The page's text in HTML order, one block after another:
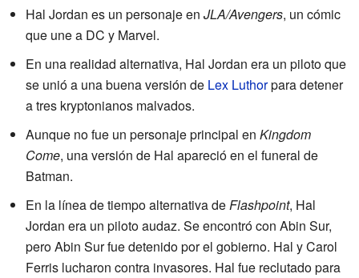
Hal Jordan es un personaje en JLA/Avengers, un cómic
que une a DC y Marvel.
En una realidad alternativa, Hal Jordan era un piloto que
se unió a una buena versión de Lex Luthorpara detener
a tres kryptonianos malvados.
Aunque no fue un personaje principal en Kingdom
Come, una versión de Hal apareció en el funeral de
Batman.
En la línea de tiempo alternativa deFlashpoint, Hal
Jordan era un piloto audaz. Se encontró con Abin Sur,
pero Abin Sur fue detenido por el gobierno. Hal y Carol
Ferris lucharon contra invasores. Hal fue reclutado para